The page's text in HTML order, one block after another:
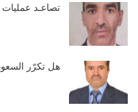
تصاعـد عمليات
هل تكرّر